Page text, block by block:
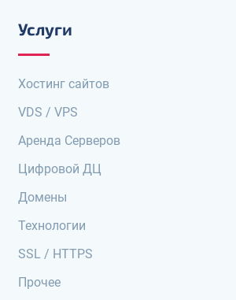
Услуги
Хостинг сайтов
VDS / VPS
Аренда Серверов
Цифровой ДЦ
Домены
Технологии
SSL / HTTPS
Прочее